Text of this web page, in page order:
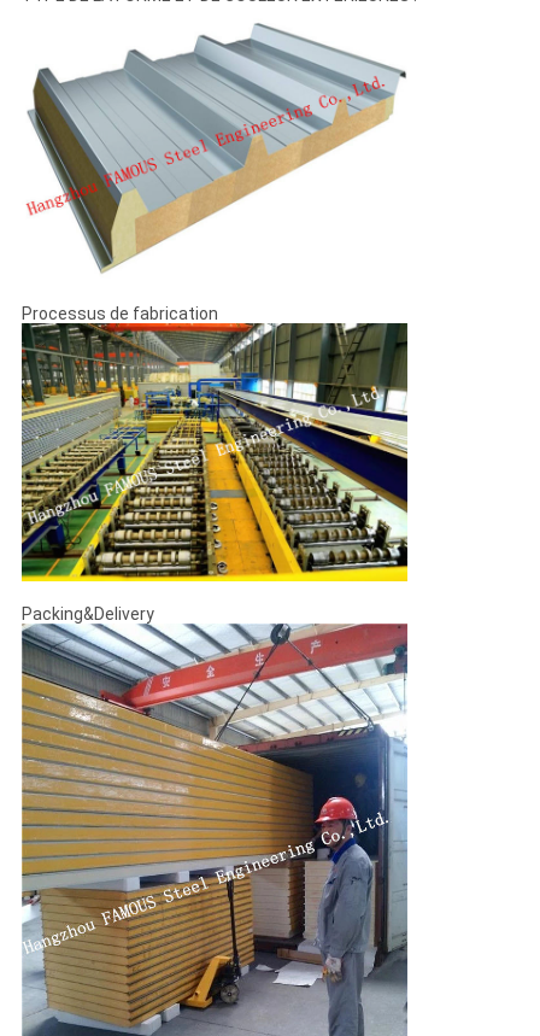
Processus de fabrication
Packing&Delivery